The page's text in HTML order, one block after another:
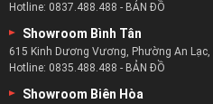
Hotline: 0837.488.488 - BẢN ĐỒ
Showroom Bình Tân
615 Kinh Dương Vương, Phường An Lạc,
Hotline: 0835.488.488 - BẢN ĐỒ
Showroom Biên Hòa